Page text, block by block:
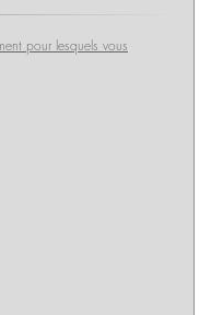
pour lesquels vous